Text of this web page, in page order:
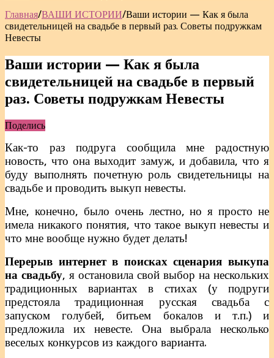
Главная/ВАШИ ИСТОРИИ/Ваши истории — Как я была
свидетельницей на свадьбе в первый раз. Советы подружкам
Невесты
Ваши истории — Как я была
свидетельницей на свадьбе в первый
раз. Советы подружкам Невесты
Поделись
Как-то раз подруга сообщила мне радостную
новость, что она выходит замуж, и добавила, что я
буду выполнять почетную роль свидетельницы на
свадьбе и проводить выкуп невесты.
Мне, конечно, было очень лестно, но я просто не
имела никакого понятия, что такое выкуп невесты и
что мне вообще нужно будет делать!
Перерыв интернет в поисках сценария выкупа
на свадьбу, я остановила свой выбор на нескольких
традиционных вариантах в стихах (у подруги
предстояла традиционная русская свадьба с
запуском голубей, битьем бокалов и т.п.) и
предложила их невесте. Она выбрала несколько
веселых конкурсов из каждого варианта.